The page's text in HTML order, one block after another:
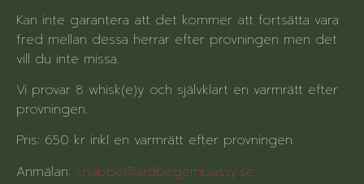
Kan inte garantera att det kommer att fortsätta vara
fred mellan dessa herrar efter provningen men det
vill du inte missa.
Vi provar 8 whisk(e)y och självklart en varmrätt efter
provningen.
Pris: 650 kr inkl en varmrätt efter provningen.
Anmälan: chabbe@ardbegembassy.se